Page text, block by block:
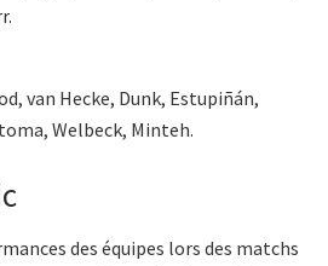
van Hecke, Dunk, Estupiñán,
Welbeck, Minteh.
des équipes lors des matchs